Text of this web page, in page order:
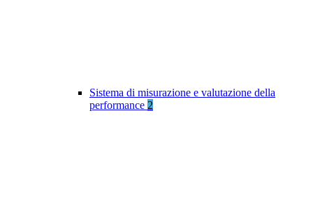
Sistema di misurazione e valutazione della
performance 2